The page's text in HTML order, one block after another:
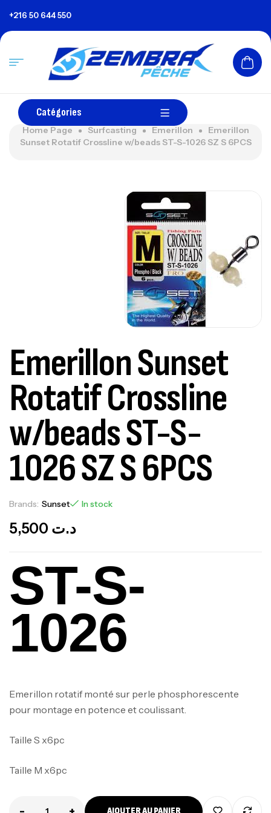
+216 50 644 550
Catégories
Home Page Surfcasting Emerillon
Emerillon
Sunset Rotatif Crossline w/beads ST-S-1026 SZ S 6PCS
Emerillon Sunset
Rotatif Crossline
w/beads ST-S-
1026 SZ S 6PCS
Brands: Sunset In stock
د.ت
ST-S-
1026
Emerillon rotatif monté sur perle phosphorescente
pour montage en potence et coulissant.
Taille S x6pc
Taille M x6pc
AJOUTER AU PANIER